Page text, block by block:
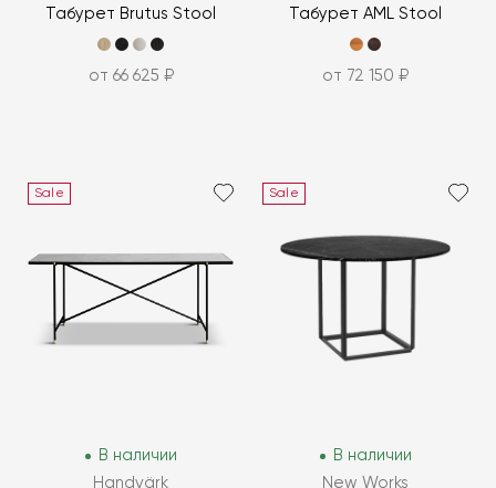
Табурет Brutus Stool
от 66 625 ₽
Табурет AML Stool
от 72 150 ₽
Sale
В наличии
Handvärk
Sale
В наличии
New Works